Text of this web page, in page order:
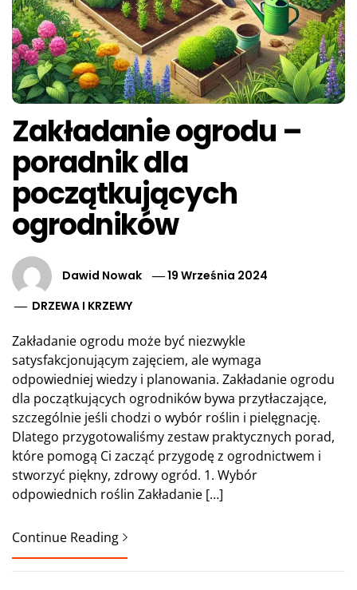
Zakładanie ogrodu –
poradnik dla
początkujących
ogrodników
Dawid Nowak
19 Września 2024
DRZEWA I KRZEWY
Zakładanie ogrodu może być niezwykle
satysfakcjonującym zajęciem, ale wymaga
odpowiedniej wiedzy i planowania. Zakładanie ogrodu
dla początkujących ogrodników bywa przytłaczające,
szczególnie jeśli chodzi o wybór roślin i pielęgnację.
Dlatego przygotowaliśmy zestaw praktycznych porad,
które pomogą Ci zacząć przygodę z ogrodnictwem i
stworzyć piękny, zdrowy ogród. 1. Wybór
odpowiednich roślin Zakładanie […]
Continue Reading